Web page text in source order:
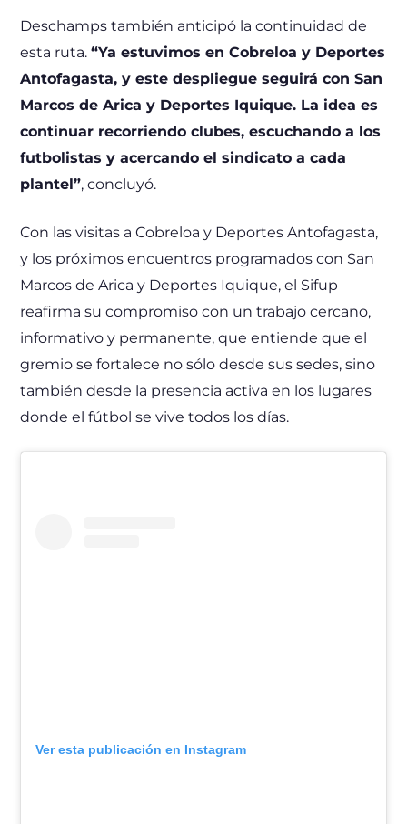
Deschamps también anticipó la continuidad de
esta ruta.“Ya estuvimos en Cobreloa y Deportes
Antofagasta, y este despliegue seguirá con San
Marcos de Arica y Deportes Iquique. La idea es
continuar recorriendo clubes, escuchando a los
futbolistas y acercando el sindicato a cada
plantel”, concluyó.
Con las visitas a Cobreloa y Deportes Antofagasta,
y los próximos encuentros programados con San
Marcos de Arica y Deportes Iquique, el Sifup
reafirma su compromiso con un trabajo cercano,
informativo y permanente, que entiende que el
gremio se fortalece no sólo desde sus sedes, sino
también desde la presencia activa en los lugares
donde el fútbol se vive todos los días.
Ver esta publicación en Instagram